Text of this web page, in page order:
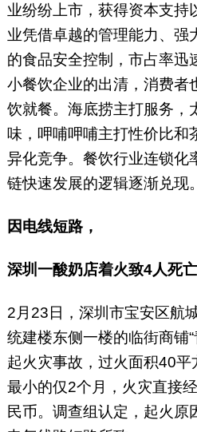
业纷纷上市，获得资本支持
业凭借卓越的管理能力、强
的食品安全控制，市占率迅
小餐饮企业的出清，消费者
饮就餐。海底捞主打服务，
味，呷哺呷哺主打性价比和
异化竞争。餐饮行业连锁化
链快速发展的逻辑逐渐兑现。
因电线短路，
深圳一酸奶店着火致4人死亡
2月23日，深圳市宝安区航
统建楼东侧一楼的临街商铺
起火灾事故，过火面积40平
最小的仅2个月，火灾直接
民币。调查组认定，起火原